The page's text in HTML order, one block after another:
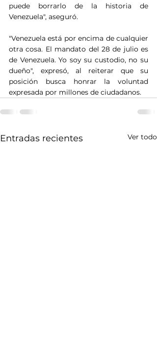
puede borrarlo de la historia de
Venezuela", aseguró.
"Venezuela está por encima de cualquier
otra cosa. El mandato del 28 de julio es
de Venezuela. Yo soy su custodio, no su
dueño", expresó, al reiterar que su
posición busca honrar la voluntad
expresada por millones de ciudadanos.
Entradas recientes Ver todo